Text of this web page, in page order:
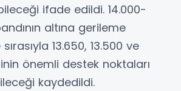
ifade edildi. 14.000-
altına gerileme
13.650, 13.500 ve
önemli destek noktaları
kaydedildi.